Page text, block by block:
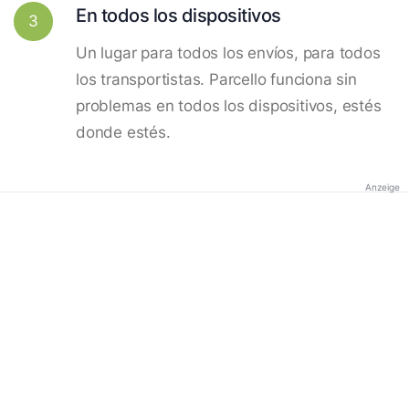
3 En todos los dispositivos
Un lugar para todos los envíos, para todos
los transportistas. Parcello funciona sin
problemas en todos los dispositivos, estés
donde estés.
Anzeige